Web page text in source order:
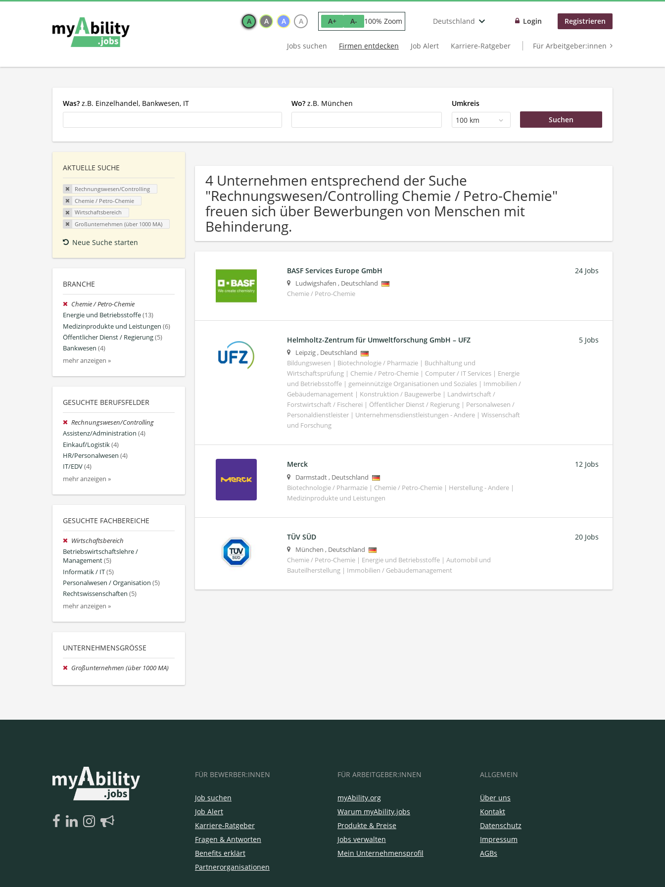
A A A A A+ A- 100% Zoom Deutschland Login Registrieren
Jobs suchen Firmen entdecken Job Alert Karriere-Ratgeber Für Arbeitgeber:innen
Was? z.B. Einzelhandel, Bankwesen, IT Wo? z.B. München
Umkreis
100 km
AKTUELLE SUCHE
Rechnungswesen/Controlling
Chemie / Petro-Chemie
Wirtschaftsbereich
Großunternehmen (über 1000 MA)
Neue Suche starten
BRANCHE
Chemie / Petro-Chemie
Energie und Betriebsstoffe(13)
Medizinprodukte und Leistungen (6)
Öffentlicher Dienst / Regierung(5)
Bankwesen (4)
mehr anzeigen »
GESUCHTE BERUFSFELDER
Rechnungswesen/Controlling
Assistenz/Administration (4)
Einkauf/Logistik(4)
HR/Personalwesen (4)
IT/EDV(4)
mehr anzeigen »
GESUCHTE FACHBEREICHE
Wirtschaftsbereich
Betriebswirtschaftslehre /
Management(5)
Informatik / IT(5)
Personalwesen / Organisation (5)
Rechtswissenschaften (5)
mehr anzeigen »
UNTERNEHMENSGRÖSSE
Großunternehmen (über 1000 MA)
4 Unternehmen entsprechend der Suche
"Rechnungswesen/Controlling Chemie / Petro-Chemie"
freuen sich über Bewerbungen von Menschen mit
Behinderung.
BASF Services Europe GmbH
Ludwigshafen , Deutschland
Chemie / Petro-Chemie
24 Jobs
Helmholtz-Zentrum für Umweltforschung GmbH – UFZ
Leipzig, Deutschland
Bildungswesen | Biotechnologie / Pharmazie | Buchhaltung und
Wirtschaftsprüfung | Chemie / Petro-Chemie | Computer / IT Services | Energie
und Betriebsstoffe | gemeinnützige Organisationen und Soziales | Immobilien /
Gebäudemanagement | Konstruktion / Baugewerbe | Landwirtschaft /
Forstwirtschaft / Fischerei | Öffentlicher Dienst / Regierung | Personalwesen /
Personaldienstleister | Unternehmensdienstleistungen - Andere | Wissenschaft
und Forschung
5 Jobs
Merck
Darmstadt, Deutschland
Biotechnologie / Pharmazie | Chemie / Petro-Chemie | Herstellung - Andere |
Medizinprodukte und Leistungen
12 Jobs
TÜV SÜD
München , Deutschland
Chemie / Petro-Chemie | Energie und Betriebsstoffe | Automobil und
Bauteilherstellung | Immobilien / Gebäudemanagement
20 Jobs
FÜR BEWERBER:INNEN
Job suchen
Job Alert
Karriere-Ratgeber
Fragen & Antworten
Benefits erklärt
Partnerorganisationen
FÜR ARBEITGEBER:INNEN
myAbility.org
Warum myAbility.jobs
Produkte & Preise
Jobs verwalten
Mein Unternehmensprofil
ALLGEMEIN
Über uns
Kontakt
Datenschutz
Impressum
AGBs